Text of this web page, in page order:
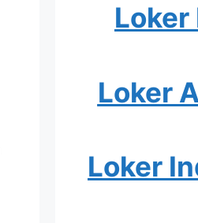
Loker
Loker
Loker